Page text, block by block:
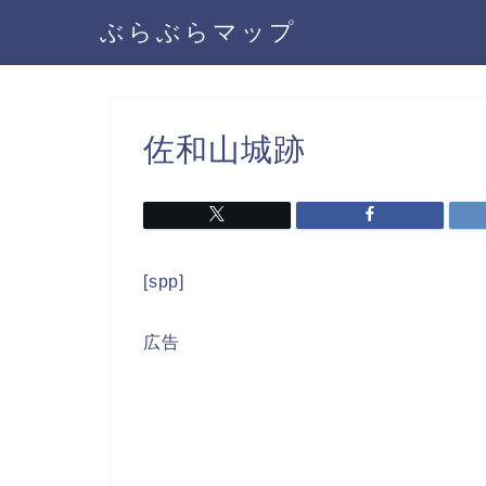
ぶらぶらマップ
佐和山城跡
[spp]
広告